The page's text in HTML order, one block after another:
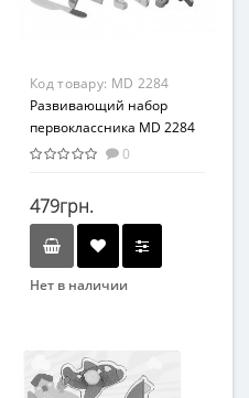
Материал
Код товару: MD 2284
Развивающий набор
первоклассника MD 2284
деревянный 0
479грн.
Нет в наличии
Доска для рисования